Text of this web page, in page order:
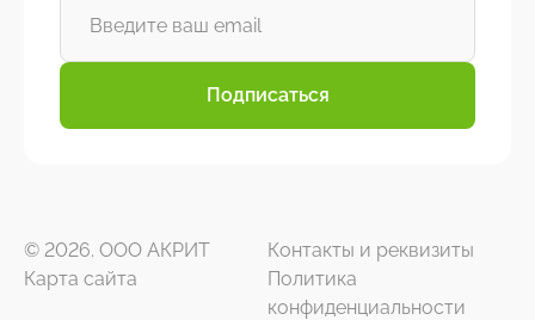
Подписаться
© 2026. ООО АКРИТ
Контакты и реквизиты
Карта сайта
Политика
конфиденциальности